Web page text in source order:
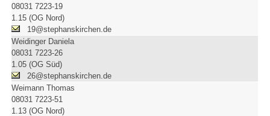
08031 7223-19
1.15 (OG Nord)
19@stephanskirchen.de
Weidinger Daniela
08031 7223-26
1.05 (OG Süd)
26@stephanskirchen.de
Weimann Thomas
08031 7223-51
1.13 (OG Nord)